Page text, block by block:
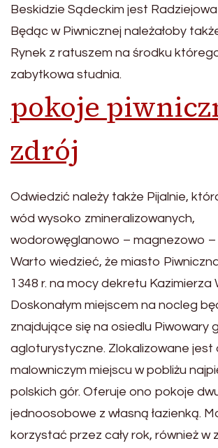
Beskidzie Sądeckim jest Radziejowa
Będąc w Piwnicznej należałoby
Rynek z ratuszem na środku
zabytkowa studnia.
pokoje
zdrój
Odwiedzić należy także Pijalnie,
wód wysoko zmineralizowanych,
wodorowęglanowo – magnezowo –
Warto wiedzieć, że miasto
1348 r. na mocy dekretu Kazimierza
Doskonałym miejscem na nocleg
znajdujące się na osiedlu Piwowary
agloturystyczne. Zlokalizowane jest
malowniczym miejscu w pobliżu
polskich gór. Oferuje ono pokoje
jednoosobowe z własną łazienką.
korzystać przez cały rok, również w